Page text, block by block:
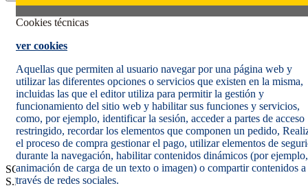
Política de cookies
Aviso legal
Condiciones del servicio
Política de Privacidad Web
Informe de transparencia
SOCIEDAD ESTATAL CORREOS Y TELÉGRAFOS, S.A.,
S.M.E. Todos los derechos reservados.
Cookies técnicas
ver cookies
Aquellas que permiten al usuario navegar por una página web y
utilizar las diferentes opciones o servicios que existen en la misma,
incluidas las que el editor utiliza para permitir la gestión y
funcionamiento del sitio web y habilitar sus funciones y servicios,
como, por ejemplo, identificar la sesión, acceder a partes de acceso
restringido, recordar los elementos que componen un pedido,
el proceso de compra gestionar el pago, utilizar elementos de
durante la navegación, habilitar contenidos dinámicos (por ejemplo,
animación de carga de un texto o imagen) o compartir contenidos a
través de redes sociales.